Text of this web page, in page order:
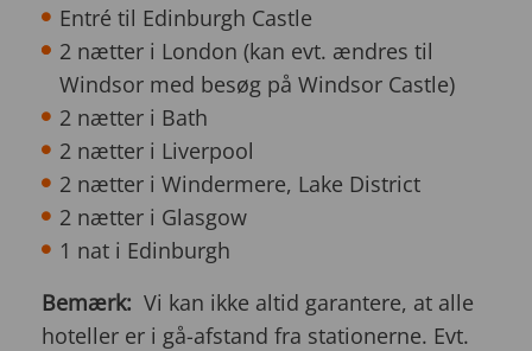
Entré til Edinburgh Castle
2 nætter i London (kan evt. ændres til
Windsor med besøg på Windsor Castle)
2 nætter i Bath
2 nætter i Liverpool
2 nætter i Windermere, Lake District
2 nætter i Glasgow
1 nat i Edinburgh
Bemærk: Vi kan ikke altid garantere, at alle
hoteller er i gå-afstand fra stationerne. Evt.